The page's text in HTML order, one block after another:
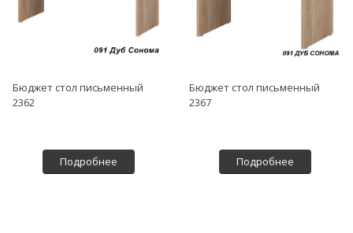
Бюджет стол письменный
2362
Подробнее
Бюджет стол письменный
2367
Подробнее